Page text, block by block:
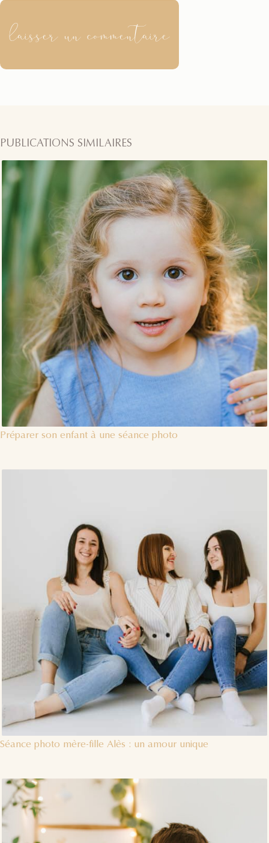
laisser un commentaire
PUBLICATIONS SIMILAIRES
Préparer son enfant à une séance photo
Séance photo mère-fille Alès : un amour unique